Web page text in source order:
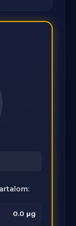
0.0 μg